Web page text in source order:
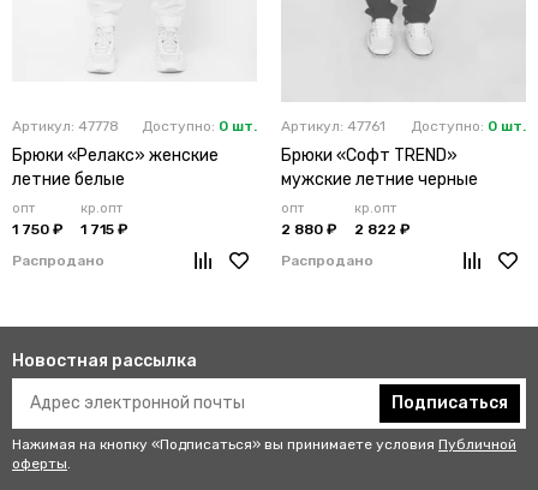
Артикул: 47778 Доступно: 0 шт.
Брюки «Релакс» женские
летние белые
опт
1 750 ₽
кр.опт
1 715 ₽
Распродано
Артикул: 47761 Доступно: 0 шт.
Брюки «Софт TREND»
мужские летние черные
опт
2 880 ₽
кр.опт
2 822 ₽
Распродано
Новостная рассылка
Подписаться
Нажимая на кнопку «Подписаться» вы принимаете условия Публичной
оферты.